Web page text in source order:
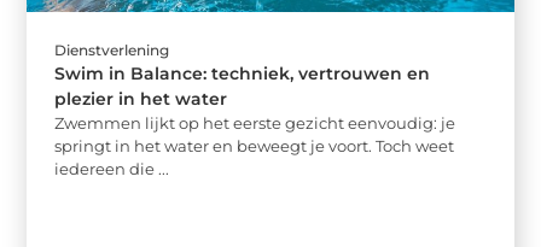
Dienstverlening
Swim in Balance: techniek, vertrouwen en
plezier in het water
Zwemmen lijkt op het eerste gezicht eenvoudig: je
springt in het water en beweegt je voort. Toch weet
iedereen die ...